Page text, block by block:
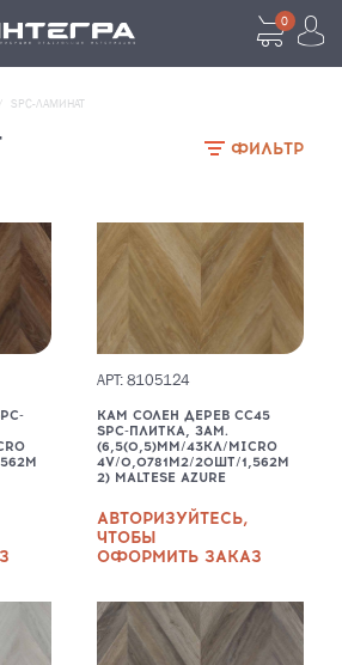
0
НАЖМИТЕ ЗДЕСЬ
В ЛИЧНЫЙ КАБИНЕТ
Забыли пароль?
у вас нет аккаунта, пожалуйста
зарегистрируйтесь
SPC-ЛАМИНАТ
ФИЛЬТР
АРТ: 8105124
КАМ СОЛЕН ДЕРЕВ CC45
SPC-ПЛИТКА, ЗАМ.
(6,5(0,5)ММ/43КЛ/MICRO
4V/0,0781М2/20ШТ/1,562М
2) MALTESE AZURЕ
АВТОРИЗУЙТЕСЬ,
ЧТОБЫ
ОФОРМИТЬ ЗАКАЗ